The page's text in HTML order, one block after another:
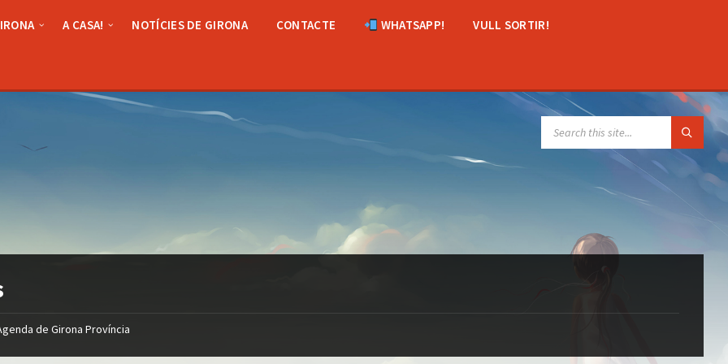
A CASA! NOTÍCIES DE GIRONA CONTACTE WHATSAPP! VULL SORTIR!
de Girona Província